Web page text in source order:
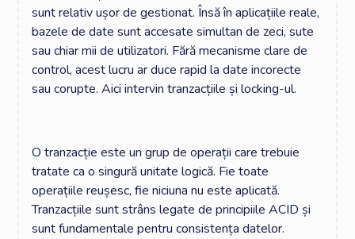
sunt relativ ușor de gestionat. Însă în aplicațiile reale,
bazele de date sunt accesate simultan de zeci, sute
sau chiar mii de utilizatori. Fără mecanisme clare de
control, acest lucru ar duce rapid la date incorecte
sau corupte. Aici intervin tranzacțiile și locking-ul.
O tranzacție este un grup de operații care trebuie
tratate ca o singură unitate logică. Fie toate
operațiile reușesc, fie niciuna nu este aplicată.
Tranzacțiile sunt strâns legate de principiile ACID și
sunt fundamentale pentru consistența datelor.